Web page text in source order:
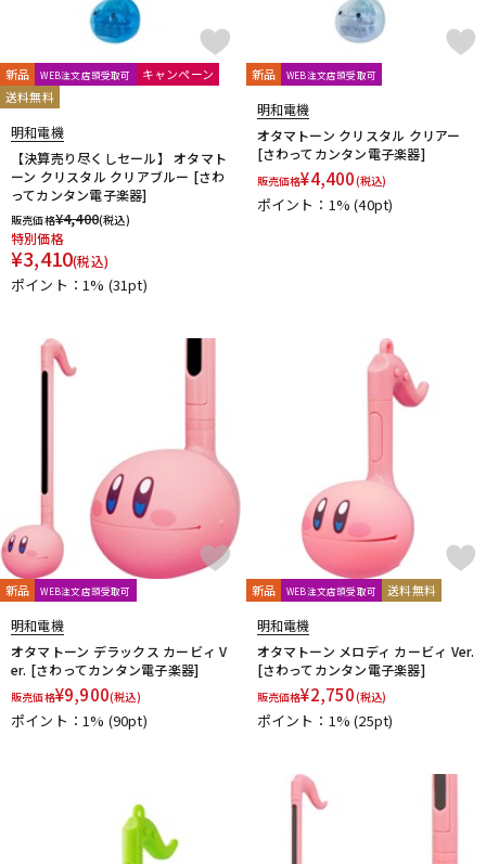
新品 WEB注文店頭受取可
キャンペーン
送料無料
明和電機
【決算売り尽くしセール】 オタマト
ーン クリスタル クリアブルー [さわ
ってカンタン電子楽器]
販売価格¥4,400(税込)
特別価格
¥3,410(税込)
ポイント：1% (31pt)
新品 WEB注文店頭受取可
明和電機
オタマトーン クリスタル クリアー
[さわってカンタン電子楽器]
販売価格¥4,400(税込)
ポイント：1%(40pt)
新品 WEB注文店頭受取可
明和電機
オタマトーン デラックス カービィ V
er. [さわってカンタン電子楽器]
販売価格¥9,900(税込)
ポイント：1% (90pt)
新品 WEB注文店頭受取可 送料無料
明和電機
オタマトーン メロディ カービィ Ver.
[さわってカンタン電子楽器]
販売価格¥2,750(税込)
ポイント：1%(25pt)